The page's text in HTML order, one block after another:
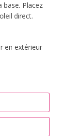
base. Placez
direct.
en extérieur